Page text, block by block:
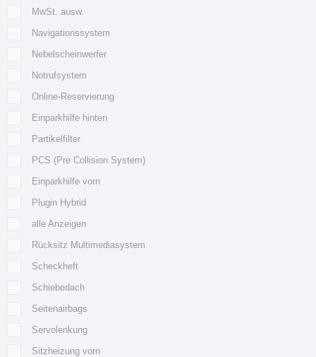
MwSt. ausw.
Navigationssystem
Nebelscheinwerfer
Notrufsystem
Online-Reservierung
Einparkhilfe hinten
Partikelfilter
PCS (Pre Collision System)
Einparkhilfe vorn
Plugin Hybrid
alle Anzeigen
Rücksitz Multimediasystem
Scheckheft
Schiebedach
Seitenairbags
Servolenkung
Sitzheizung vorn